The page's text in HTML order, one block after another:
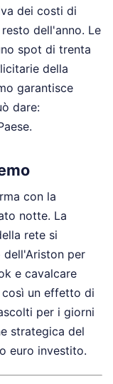
dei costi di
dell'anno. Le
spot di trenta
della
garantisce
dare:
con la
notte. La
rete si
per
e cavalcare
un effetto di
per i giorni
strategica del
euro investito.